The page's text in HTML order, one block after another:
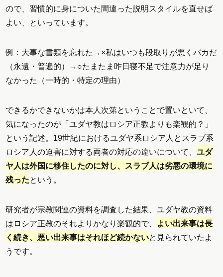
ので、習慣的に身についた間違った説明スタイルを直せば
よい、といっています。
例：大事な書類を忘れた→×私はいつも段取りが悪くバカだ
（永遠・普遍的）→○たまたま昨日寝不足で注意力が足り
なかった（一時的・特定の理由）
できるかできないかは本人次第ということで置いといて、
気になったのが「ユダヤ教はロシア正教よりも楽観的？」
という記述。19世紀におけるユダヤ系ロシア人とスラブ系
ロシア人の迫害に対する両者の対応の違いについて、ユダ
ヤ人は外国に移住したのに対し、スラブ人は劣悪の環境に
残ったという。
研究者が宗教関連の資料を調査した結果、ユダヤ教の資料
はロシア正教のそれよりかなり楽観的で、
よい出来事は長
く続き、悪い出来事はそれほど続かないと見られていたよ
うです。